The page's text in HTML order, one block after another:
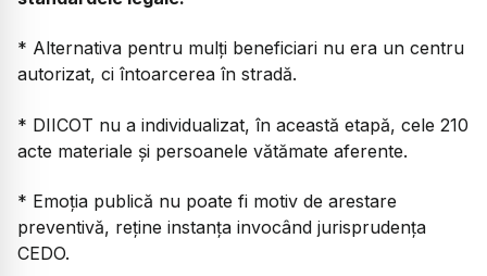
* Alternativa pentru mulți beneficiari nu era un centru
autorizat, ci întoarcerea în stradă.
* DIICOT nu a individualizat, în această etapă, cele 210
acte materiale și persoanele vătămate aferente.
* Emoția publică nu poate fi motiv de arestare
preventivă, reține instanța invocând jurisprudența
CEDO.